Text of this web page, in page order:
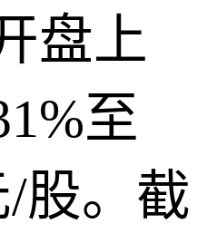
盘上
至
/股。截